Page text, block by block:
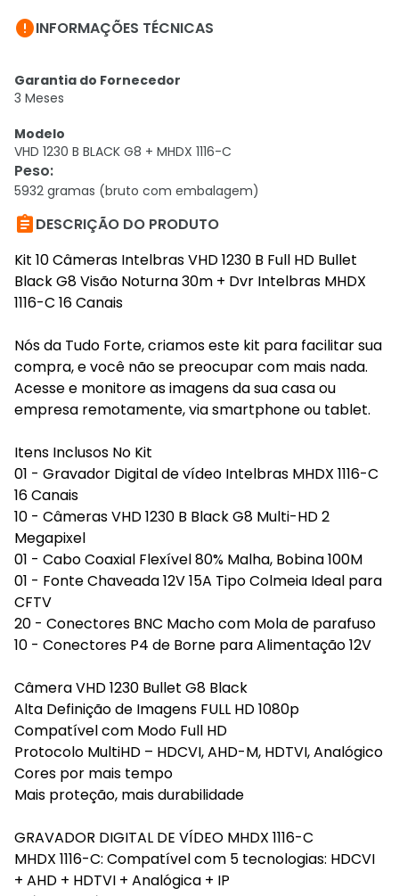
INFORMAÇÕES TÉCNICAS
Garantia do Fornecedor
3 Meses
Modelo
VHD 1230 B BLACK G8 + MHDX 1116-C
Peso:
5932 gramas (bruto com embalagem)
DESCRIÇÃO DO PRODUTO
Kit 10 Câmeras Intelbras VHD 1230 B Full HD Bullet
Black G8 Visão Noturna 30m + Dvr Intelbras MHDX
1116-C 16 Canais
Nós da Tudo Forte, criamos este kit para facilitar sua
compra, e você não se preocupar com mais nada.
Acesse e monitore as imagens da sua casa ou
empresa remotamente, via smartphone ou tablet.
Itens Inclusos No Kit
01 - Gravador Digital de vídeo Intelbras MHDX 1116-C
16 Canais
10 - Câmeras VHD 1230 B Black G8 Multi-HD 2
Megapixel
01 - Cabo Coaxial Flexível 80% Malha, Bobina 100M
01 - Fonte Chaveada 12V 15A Tipo Colmeia Ideal para
CFTV
20 - Conectores BNC Macho com Mola de parafuso
10 - Conectores P4 de Borne para Alimentação 12V
Câmera VHD 1230 Bullet G8 Black
Alta Definição de Imagens FULL HD 1080p
Compatível com Modo Full HD
Protocolo MultiHD – HDCVI, AHD-M, HDTVI, Analógico
Cores por mais tempo
Mais proteção, mais durabilidade
GRAVADOR DIGITAL DE VÍDEO MHDX 1116-C
MHDX 1116-C: Compatível com 5 tecnologias: HDCVI
+ AHD + HDTVI + Analógica + IP